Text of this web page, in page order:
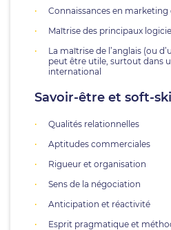
Connaissances en marketing
Maîtrise des principaux
La maîtrise de l’anglais (ou
peut être utile, surtout dans
international
Savoir-être et soft-
Qualités relationnelles
Aptitudes commerciales
Rigueur et organisation
Sens de la négociation
Anticipation et réactivité
Esprit pragmatique et